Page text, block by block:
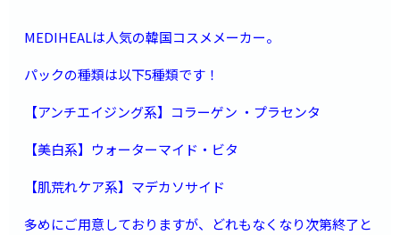
MEDIHEALは人気の韓国コスメメーカー。
パックの種類は以下5種類です！
【アンチエイジング系】コラーゲン ・プラセンタ
【美白系】ウォーターマイド・ビタ
【肌荒れケア系】マデカソサイド
多めにご用意しておりますが、どれもなくなり次第終了と